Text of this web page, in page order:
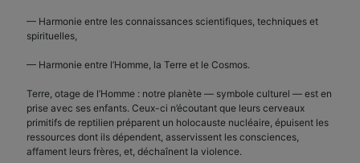
— Harmonie entre les connaissances scientifiques, techniques et
spirituelles,
— Harmonie entre l’Homme, la Terre et le Cosmos.
Terre, otage de l’Homme : notre planète — symbole culturel — est en
prise avec ses enfants. Ceux-ci n’écoutant que leurs cerveaux
primitifs de reptilien préparent un holocauste nucléaire, épuisent les
ressources dont ils dépendent, asservissent les consciences,
affament leurs frères, et, déchaînent la violence.